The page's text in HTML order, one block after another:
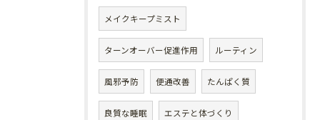
メイクキープミスト
ターンオーバー促進作用 ルーティン
風邪予防 便通改善 たんぱく質
良質な睡眠 エステと体づくり